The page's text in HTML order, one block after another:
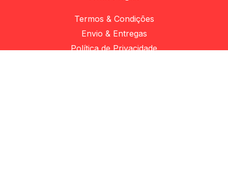
Termos & Condições
Envio & Entregas
Política de Privacidade